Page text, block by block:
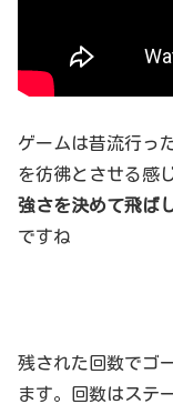
ゲームは昔流行っ
を彷彿とさせる感
強さを決めて飛ば
ですね
残された回数でゴ
ます。回数はステ